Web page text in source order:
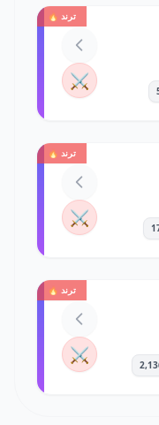
ترند 🔥
⚔️
ترند 🔥
⚔️
ترند 🔥
⚔️